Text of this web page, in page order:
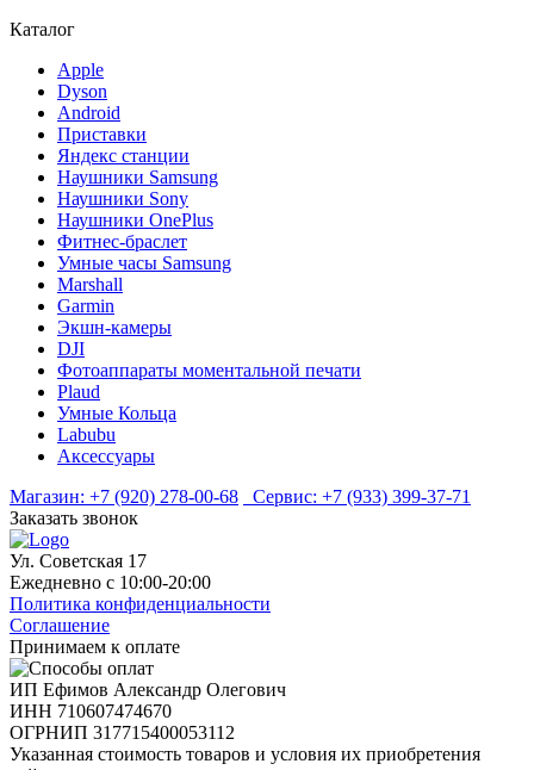
Каталог
Apple
Dyson
Android
Приставки
Яндекс станции
Наушники Samsung
Наушники Sony
Наушники OnePlus
Фитнес-браслет
Умные часы Samsung
Marshall
Garmin
Экшн-камеры
DJI
Фотоаппараты моментальной печати
Plaud
Умные Кольца
Labubu
Аксессуары
Магазин: +7 (920) 278-00-68 Сервис: +7 (933) 399-37-71
Заказать звонок
Ул. Советская 17
Ежедневно с 10:00-20:00
Политика конфиденциальности
Соглашение
Принимаем к оплате
ИП Ефимов Александр Олегович
ИНН 710607474670
ОГРНИП 317715400053112
Указанная стоимость товаров и условия их приобретения